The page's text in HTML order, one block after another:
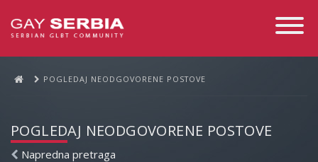
Toggle
POGLEDAJ NEODGOVORENE POSTOVE
POGLEDAJ NEODGOVORENE POSTOVE
Napredna pretraga